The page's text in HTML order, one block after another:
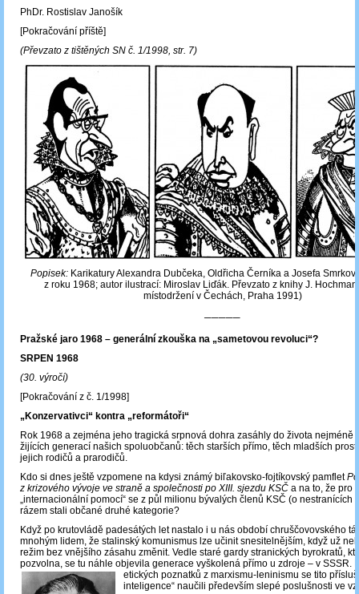
PhDr. Rostislav Janošík
[Pokračování příště]
(Převzato z tištěných SN č. 1/1998, str. 7)
Popisek: Karikatury Alexandra Dubčeka, Oldřicha Černíka a Josefa
z roku 1968; autor ilustrací: Miroslav Liďák. Převzato z knihy J.
místodržení v Čechách, Praha 1991)
─────
Pražské jaro 1968 – generální zkouška na „sametovou revoluci“?
SRPEN 1968
(30. výročí)
[Pokračování z č. 1/1998]
„Konzervativci“ kontra „reformátoři“
Rok 1968 a zejména jeho tragická srpnová dohra zasáhly do života nejméně
žijících generací našich spoluobčanů: těch starších přímo, těch mladších
jejich rodičů a prarodičů.
Kdo si dnes ještě vzpomene na kdysi známý biľakovsko-fojtíkovský pamflet
z krizového vývoje ve straně a společnosti po XIII. sjezdu KSČ a na to, že pro
„internacionální pomocí“ se z půl milionu bývalých členů KSČ (o nestranících
rázem stali občané druhé kategorie?
Když po krutovládě padesátých let nastalo i u nás období chruščovovského
mnohým lidem, že stalinský komunismus lze učinit snesitelnějším, když už
režim bez vnějšího zásahu změnit. Vedle staré gardy stranických byrokratů,
pozvolna, se tu náhle objevila generace vyškolená přímo u zdroje – v SSSR.
etických poznatků z marxismu-leninismu se tito
inteligence“ naučili především slepé poslušnosti ve